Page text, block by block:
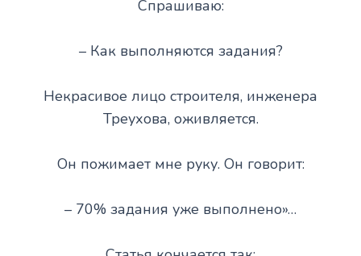
Спрашиваю:
– Как выполняются задания?
Некрасивое лицо строителя, инженера
Треухова, оживляется.
Он пожимает мне руку. Он говорит:
– 70% задания уже выполнено»…